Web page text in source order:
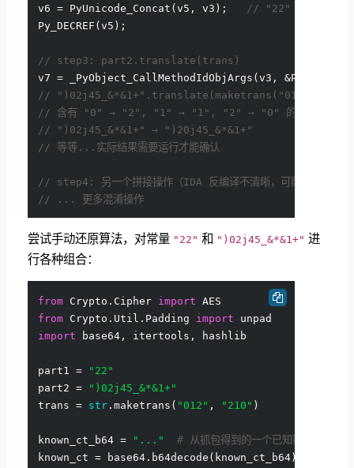
v6 = PyUnicode_Concat(v5, v3); // "22" +
Py_DECREF(v5);
// step3: part2.translate(trans)
v7 = _PyObject_CallMethodIdObjArgs(v3,
//
// 含有 "0" → "2", "1" → "1", "2" → "0" 的替换
// ")02j45_&*&1+" → ")20j45_&*&1+"
// 等等...实际结果需要运行才能确认
// step4: 另一个拼接操作（IDA 反编译不清晰，可能有 3 个
// ... 更多混淆操作
尝试手动还原算法，对常量 "22" 和 ")02j45_&*&1+" 进
行各种组合：
from Crypto.Cipher import
from Crypto.Util.Padding import
import base64, itertools, hashlib
part1 = "22"
part2 = ")02j45_&*&1+"
trans = str.maketrans( "012" , "210" )
known_ct_b64 = "..."
# 从抓包得到的一个已知密文
known_ct = base64.b64decode(known_ct_b64)